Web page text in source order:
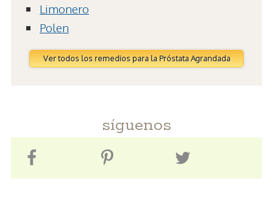
Limonero
Polen
Ver todos los remedios para la Próstata Agrandada
síguenos